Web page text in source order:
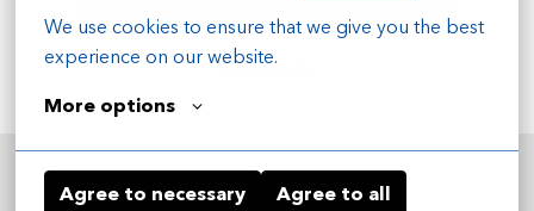
We use cookies to ensure that we give you the best
experience on our website.
More options
Agree to necessary Agree to all